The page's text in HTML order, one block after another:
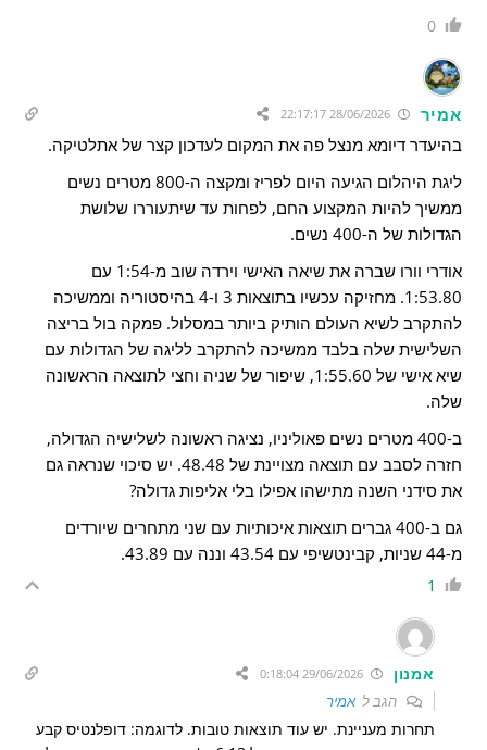
0
אמיר 28/06/2026 22:17:17
בהיעדר דיומא מנצל פה את המקום לעדכון קצר של אתלטיקה.
ליגת היהלום הגיעה היום לפריז ומקצה ה-800 מטרים נשים
ממשיך להיות המקצוע החם, לפחות עד שיתעוררו שלושת
הגדולות של ה-400 נשים.
אודרי וורו שברה את שיאה האישי וירדה שוב מ-1:54 עם
1:53.80. מחזיקה עכשיו בתוצאות 3 ו-4 בהיסטוריה וממשיכה
להתקרב לשיא העולם הותיק ביותר במסלול. פמקה בול בריצה
השלישית שלה בלבד ממשיכה להתקרב לליגה של הגדולות עם
שיא אישי של 1:55.60, שיפור של שניה וחצי לתוצאה הראשונה
שלה.
ב-400 מטרים נשים פאוליניו, נציגה ראשונה לשלישיה הגדולה,
חזרה לסבב עם תוצאה מצויינת של 48.48. יש סיכוי שנראה גם
את סידני השנה מתישהו אפילו בלי אליפות גדולה?
גם ב-400 גברים תוצאות איכותיות עם שני מתחרים שיורדים
מ-44 שניות, קבינטשיפי עם 43.54 וננה עם 43.89.
1
אמנון
הגב לאמיר
תחרות מעניינת. יש עוד תוצאות טובות. לדוגמה: דופלנטיס קבע